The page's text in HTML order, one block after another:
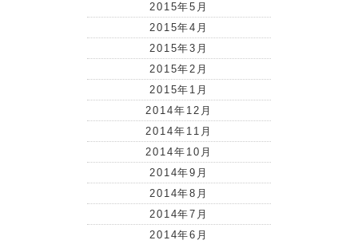
2015年5月
2015年4月
2015年3月
2015年2月
2015年1月
2014年12月
2014年11月
2014年10月
2014年9月
2014年8月
2014年7月
2014年6月